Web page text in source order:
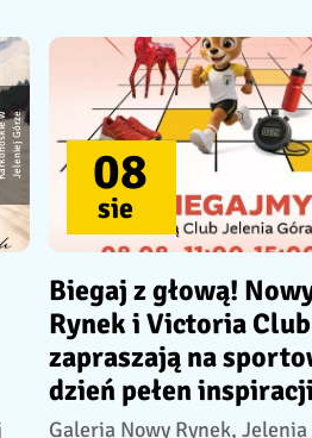
e 08
sie
Biegaj z głową!
Rynek i Victoria Club
zapraszają na
dzień pełen inspiracji
Galeria Nowy Rynek, Jelenia